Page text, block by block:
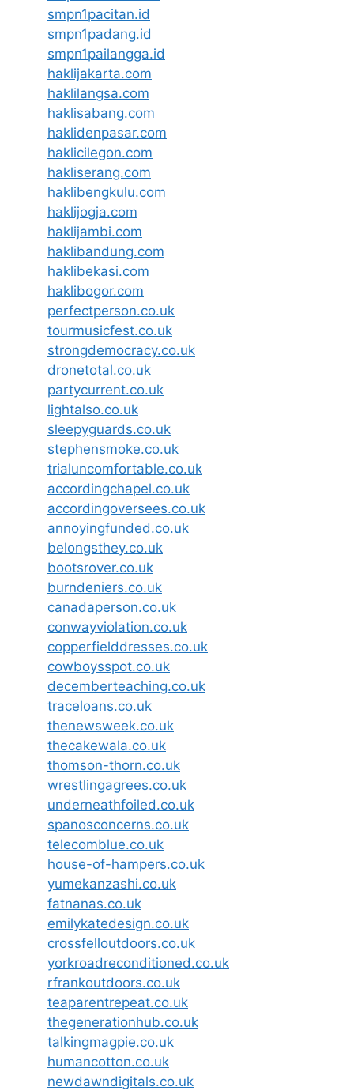
smpn1pacitan.id
smpn1padang.id
smpn1pailangga.id
haklijakarta.com
haklilangsa.com
haklisabang.com
haklidenpasar.com
haklicilegon.com
hakliserang.com
haklibengkulu.com
haklijogja.com
haklijambi.com
haklibandung.com
haklibekasi.com
haklibogor.com
perfectperson.co.uk
tourmusicfest.co.uk
strongdemocracy.co.uk
dronetotal.co.uk
partycurrent.co.uk
lightalso.co.uk
sleepyguards.co.uk
stephensmoke.co.uk
trialuncomfortable.co.uk
accordingchapel.co.uk
accordingoversees.co.uk
annoyingfunded.co.uk
belongsthey.co.uk
bootsrover.co.uk
burndeniers.co.uk
canadaperson.co.uk
conwayviolation.co.uk
copperfielddresses.co.uk
cowboysspot.co.uk
decemberteaching.co.uk
traceloans.co.uk
thenewsweek.co.uk
thecakewala.co.uk
thomson-thorn.co.uk
wrestlingagrees.co.uk
underneathfoiled.co.uk
spanosconcerns.co.uk
telecomblue.co.uk
house-of-hampers.co.uk
yumekanzashi.co.uk
fatnanas.co.uk
emilykatedesign.co.uk
crossfelloutdoors.co.uk
yorkroadreconditioned.co.uk
rfrankoutdoors.co.uk
teaparentrepeat.co.uk
thegenerationhub.co.uk
talkingmagpie.co.uk
humancotton.co.uk
newdawndigitals.co.uk